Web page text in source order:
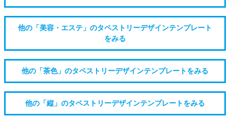
他の「美容・エステ」のタペストリーデザインテンプレート
をみる
他の「茶色」のタペストリーデザインテンプレートをみる
他の「縦」のタペストリーデザインテンプレートをみる